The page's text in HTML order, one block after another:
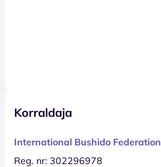
Korraldaja
International Bushido Federation
Reg. nr: 302296978